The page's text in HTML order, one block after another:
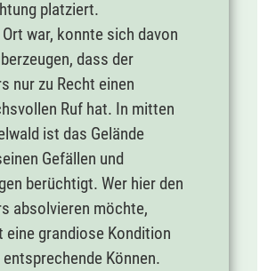
platziert.
war, konnte sich davon
dass der
nur zu Recht einen
Ruf hat. In mitten
ist das Gelände
Gefällen und
berüchtigt. Wer hier den
absolvieren möchte,
eine grandiose Kondition
entsprechende Können.